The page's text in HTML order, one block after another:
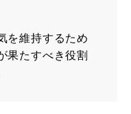
を維持するため
果たすべき役割